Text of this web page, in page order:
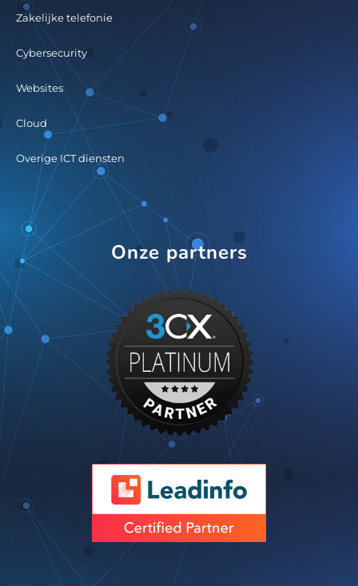
Zakelijke telefonie
Cybersecurity
Websites
Cloud
Overige ICT diensten
Onze partners